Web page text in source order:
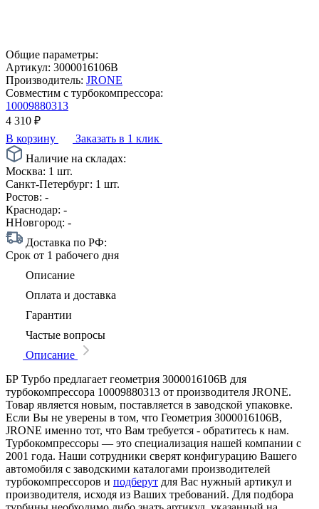
Общие параметры:
Артикул: 3000016106B
Производитель: JRONE
Совместим с турбокомпрессора:
10009880313
4 310 ₽
В корзину
Заказать в 1 клик
Наличие на складах:
Москва: 1 шт.
Санкт-Петербург: 1 шт.
Ростов: -
Краснодар: -
ННовгород: -
Доставка по РФ:
Срок от 1 рабочего дня
Описание
Оплата и доставка
Гарантии
Частые вопросы
Описание
БР Турбо предлагает геометрия 3000016106B для
турбокомпрессора 10009880313 от производителя JRONE.
Товар является новым, поставляется в заводской упаковке.
Если Вы не уверены в том, что Геометрия 3000016106B,
JRONE именно тот, что Вам требуется - обратитесь к нам.
Турбокомпрессоры — это специализация нашей компании с
2001 года. Наши сотрудники сверят конфигурацию Вашего
автомобиля с заводскими каталогами производителей
турбокомпрессоров и подберут для Вас нужный артикул и
производителя, исходя из Ваших требований. Для подбора